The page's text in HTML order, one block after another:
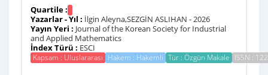
Quartile :
Yazarlar - Yıl : İlgin Aleyna,SEZGİN ASLIHAN - 2026
Yayın Yeri : Journal of the Korean Society for Industrial
and Applied Mathematics
İndex Türü : ESCI
Kapsam : Uluslararası Hakem : Hakemli Tür : Özgün Makale ISSN :